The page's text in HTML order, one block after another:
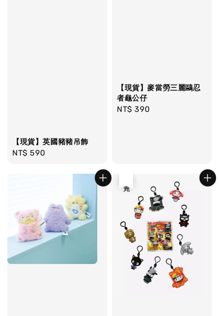
【現貨】英國豬豬吊飾
Regular
NT$ 590
【現貨】麥當勞三麗鷗忍
者龜公仔
Regular
NT$ 390